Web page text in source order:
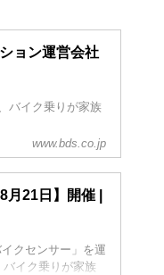
ョン運営会社
バイク乗りが家族
www.bds.co.jp
21日】開催 |
クセンサー」を運
イク乗りが家族